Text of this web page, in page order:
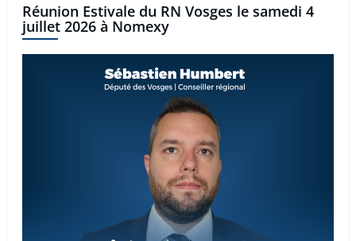
Réunion Estivale du RN Vosges le samedi 4
juillet 2026 à Nomexy